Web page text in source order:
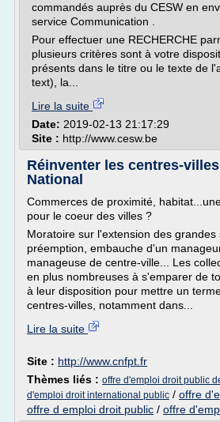
commandés auprès du CESW en
service Communication .
Pour effectuer une RECHERCHE
plusieurs critères sont à votre
présents dans le titre ou le texte de
text), la...
Lire la suite
Date: 2019-02-13 21:17:29
Site : http://www.cesw.be
Réinventer les centres-
National
Commerces de proximité,
pour le coeur des villes ?
Moratoire sur l'extension des
préemption, embauche d'un
manageuse de centre-ville... Les
en plus nombreuses à s'emparer de
à leur disposition pour mettre un
centres-villes, notamment dans...
Lire la suite
Site : http://www.cnfpt.fr
Thèmes liés : offre d'emploi droit public
d'emploi droit international public / offre
offre d emploi droit public / offre